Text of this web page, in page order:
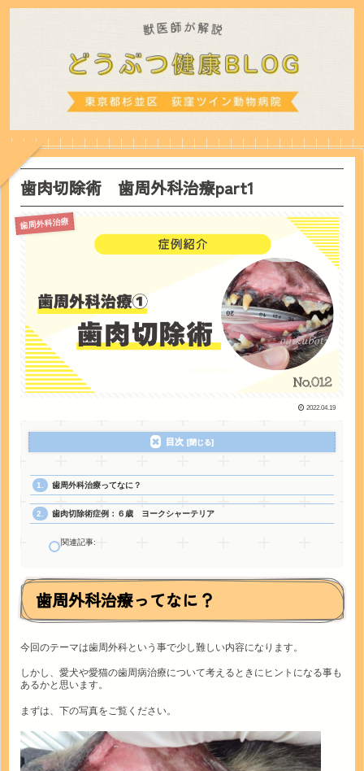
歯肉切除術 歯周外科治療part1
歯周外科治療
2022.04.19
目次
歯周外科治療ってなに？
歯肉切除術症例：６歳 ヨークシャーテリア
関連記事:
歯周外科治療ってなに？
今回のテーマは歯周外科という事で少し難しい内容になります。
しかし、愛犬や愛猫の歯周病治療について考えるときにヒントになる事も
あるかと思います。
まずは、下の写真をご覧ください。